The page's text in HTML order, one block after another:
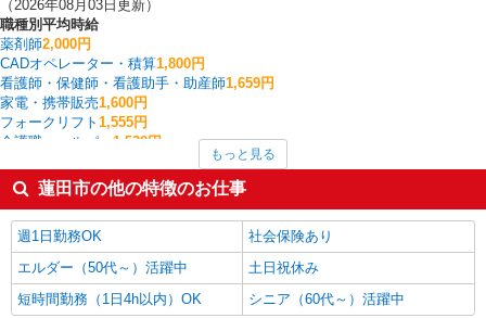
（2026年08月03日更新）
職種別平均時給
薬剤師2,000円
CADオペレーター・積算1,800円
看護師・保健師・看護助手・助産師1,659円
家電・携帯販売1,600円
フォークリフト 1,555円
介護職・ヘルパー 1,539円
1,525円
梱包・仕分け・ピッキング1,495円
一般・営業事務 1,460円
製造・組立・加工1,421円
蓮田市の他の職種の平均時給を見る
もっと見る
蓮田市の他の特徴のお仕事
週1日勤務OK
社会保険あり
エルダー（50代～）活躍中
土日祝休み
短時間勤務（1日4h以内）OK
シニア（60代～）活躍中